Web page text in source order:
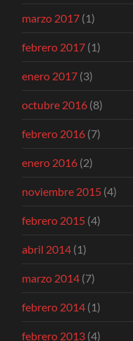
marzo 2017 (1)
febrero 2017 (1)
enero 2017 (3)
octubre 2016 (8)
febrero 2016 (7)
enero 2016 (2)
noviembre 2015 (4)
febrero 2015 (4)
abril 2014 (1)
marzo 2014 (7)
febrero 2014 (1)
febrero 2013 (4)